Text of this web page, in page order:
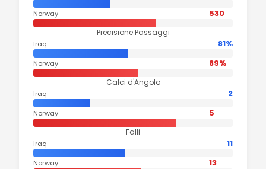
Norway 530
Precisione Passaggi
Iraq 81%
Norway 89%
Calci d'Angolo
Iraq 2
Norway 5
Falli
Iraq 11
Norway 13